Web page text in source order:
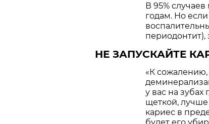
В 95%
годам. Но
периодонтит),
НЕ ЗАПУСКАЙТЕ
«К
у вас на зубах
щеткой, лучше
кариес в
будет его